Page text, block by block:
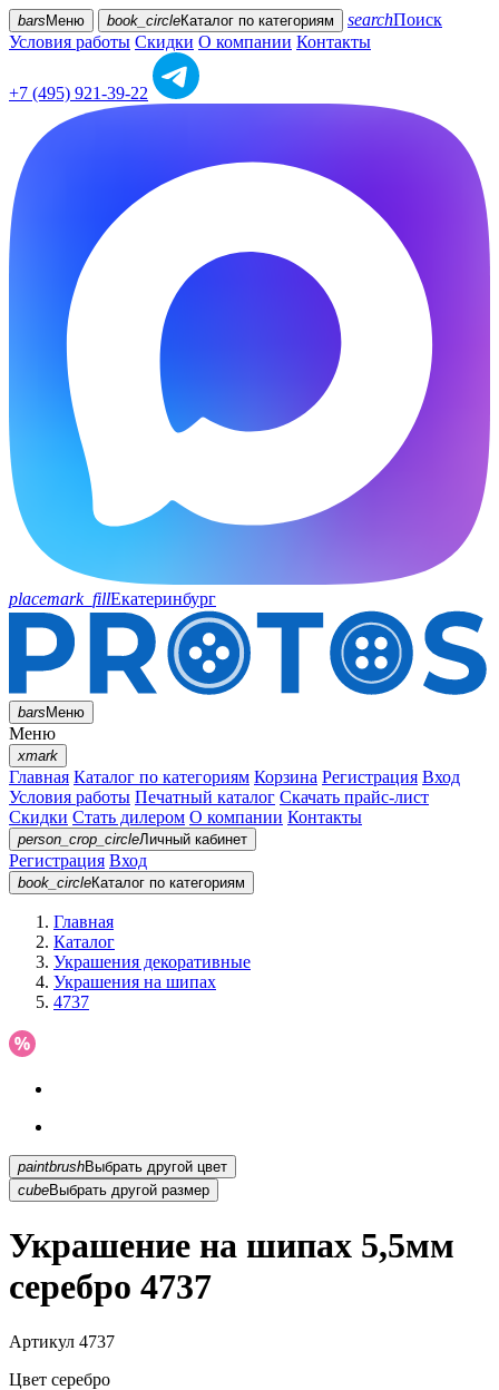
bars Меню book_circleКаталог по категориям searchПоиск
Условия работы Скидки О компании Контакты
+7 (495) 921-39-22
placemark_fillЕкатеринбург
barsМеню
Меню
xmark
Главная Каталог по категориям Корзина Регистрация Вход
Условия работы Печатный каталог Скачать прайс-лист
Скидки Стать дилером О компании Контакты
person_crop_circleЛичный кабинет
Регистрация Вход
book_circleКаталог по категориям
Главная
Каталог
Украшения декоративные
Украшения на шипах
4737
paintbrush
Выбрать другой цвет
cubeВыбрать другой размер
Украшение на шипах 5,5мм
серебро 4737
Артикул 4737
Цвет серебро